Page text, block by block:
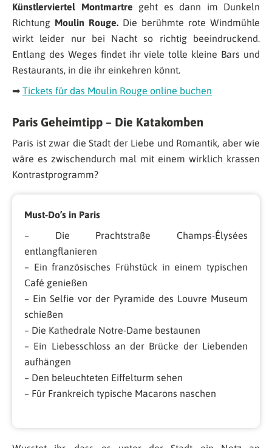
Künstlerviertel Montmartre geht es dann im Dunkeln
Richtung Moulin Rouge. Die berühmte rote Windmühle
wirkt leider nur bei Nacht so richtig beeindruckend.
Entlang des Weges findet ihr viele tolle kleine Bars und
Restaurants, in die ihr einkehren könnt.
➡ Tickets für das Moulin Rouge online buchen
Paris Geheimtipp – Die Katakomben
Paris ist zwar die Stadt der Liebe und Romantik, aber wie
wäre es zwischendurch mal mit einem wirklich krassen
Kontrastprogramm?
Must-Do’s in Paris
– Die Prachtstraße Champs-Élysées
entlangflanieren
– Ein französisches Frühstück in einem typischen
Café genießen
– Ein Selfie vor der Pyramide des Louvre Museum
schießen
– Die Kathedrale Notre-Dame bestaunen
– Ein Liebesschloss an der Brücke der Liebenden
aufhängen
– Den beleuchteten Eiffelturm sehen
– Für Frankreich typische Macarons naschen